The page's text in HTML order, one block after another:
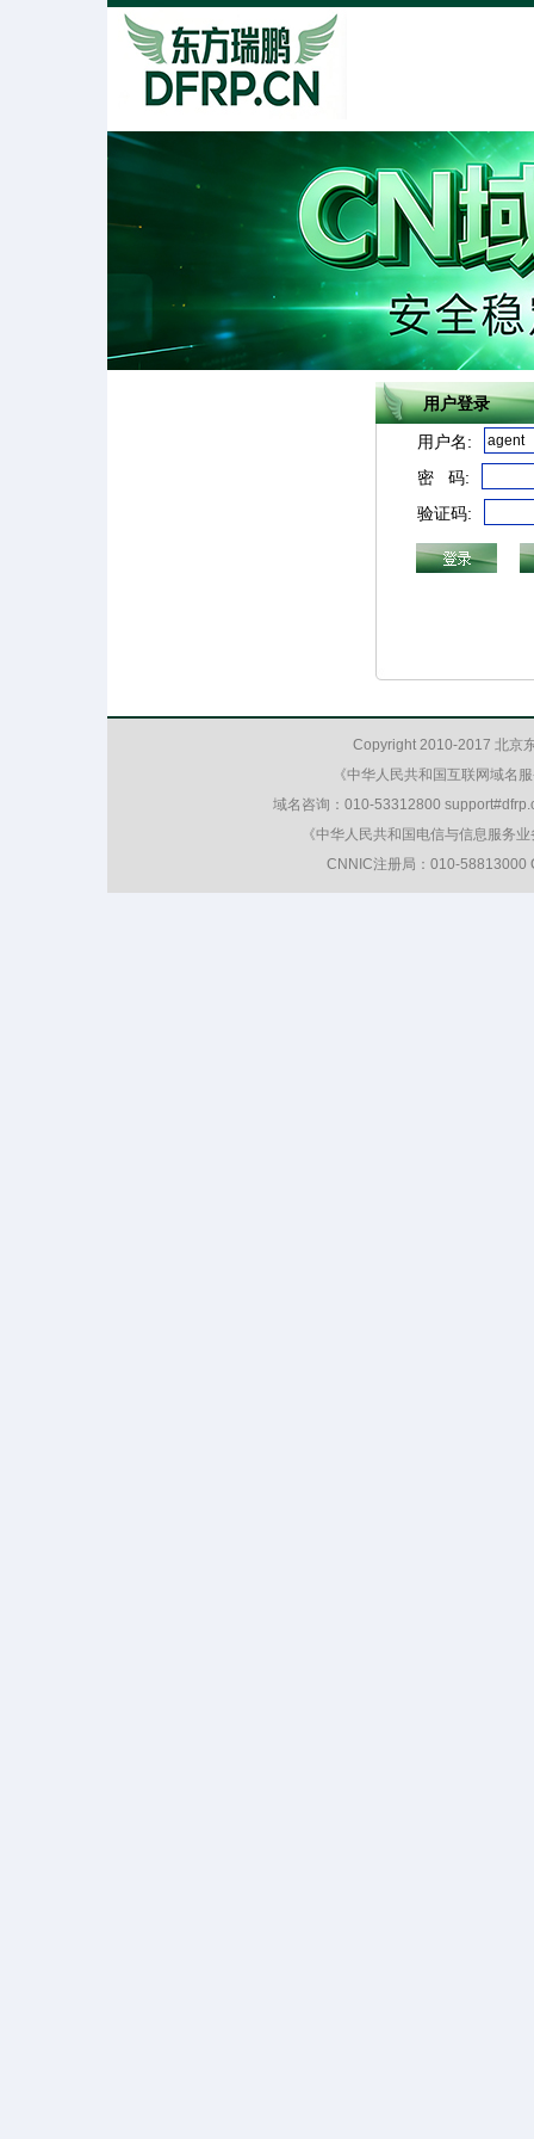
用户登录
用户名:
密 码:
验证码:
Copyright 2010-2017 北京
《中华人民共和国互联网域名
域名咨询：010-53312800
《中华人民共和国电信与信息服务
CNNIC注册局：010-58813000